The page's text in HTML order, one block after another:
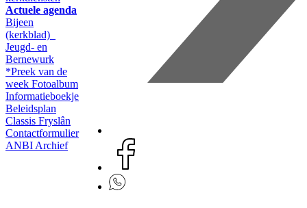
Actuele agenda
Bijeen
(kerkblad)
Jeugd- en
Bernewurk
*Preek van de
week Fotoalbum
Informatieboekje
Beleidsplan
Classis Fryslân
Contactformulier
ANBI Archief